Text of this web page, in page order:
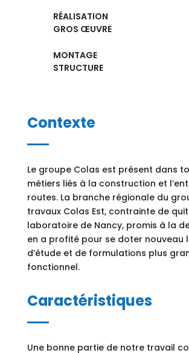
RÉALISATION
GROS ŒUVRE
MONTAGE
STRUCTURE
Contexte
Le groupe Colas est présent dans
métiers liés à la construction et
routes. La branche régionale du
travaux Colas Est, contrainte de
laboratoire de Nancy, promis à la
en a profité pour se doter nouveau
d’étude et de formulations plus
fonctionnel.
Caractéristiques
Une bonne partie de notre travail